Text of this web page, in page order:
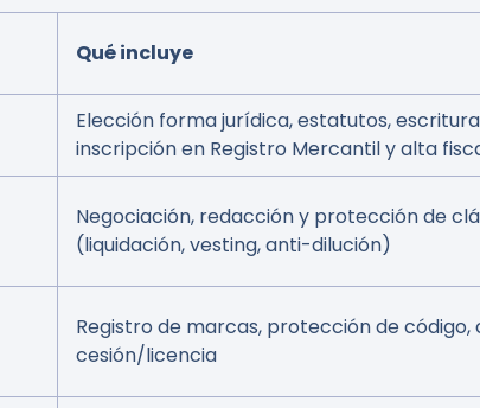
Qué incluye
Elección forma jurídica, estatutos,
inscripción en Registro Mercantil y alta
Negociación, redacción y protección de
(liquidación, vesting, anti-dilución)
Registro de marcas, protección de
cesión/licencia